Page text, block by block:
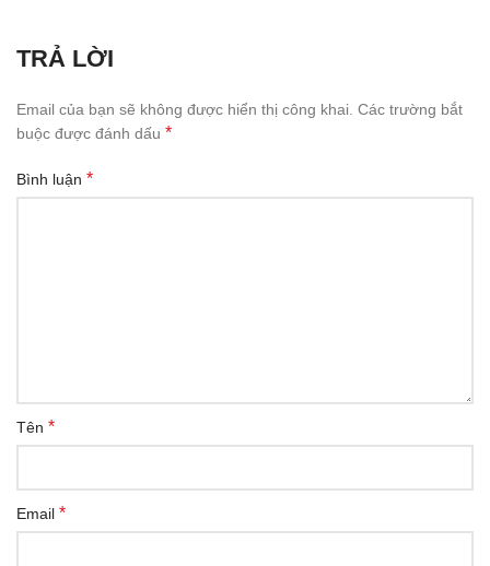
TRẢ LỜI
Email của bạn sẽ không được hiển thị công khai. Các trường bắt
buộc được đánh dấu *
Bình luận *
Tên *
Email *